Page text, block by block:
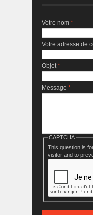
Votre nom *
Votre adresse de
Objet*
Message *
CAPTCHA
This question is
visitor and to